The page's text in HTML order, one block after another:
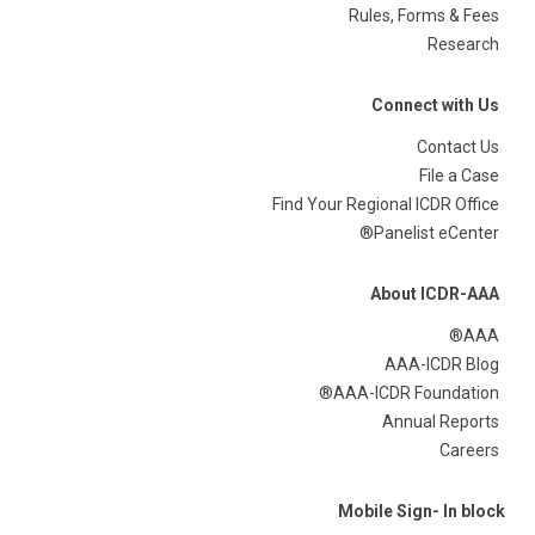
Rules, Forms & Fees
Research
Connect with Us
Contact Us
File a Case
Find Your Regional ICDR Office
Panelist eCenter®
About ICDR-AAA
AAA®
AAA-ICDR Blog
AAA-ICDR Foundation®
Annual Reports
Careers
Mobile Sign- In block